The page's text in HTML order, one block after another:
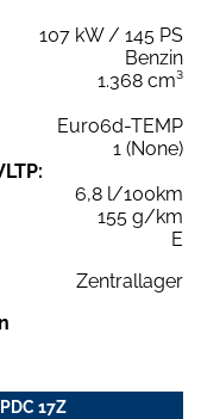
107 kW / 145 PS
Benzin
1.368 cm³
Euro6d-TEMP
1 (None)
6,8 l/100km
155 g/km
E
Zentrallager
17Z